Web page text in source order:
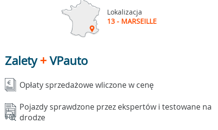
Lokalizacja
13 - MARSEILLE
Zalety+VPauto
Opłaty sprzedażowe wliczone w cenę
Pojazdy sprawdzone przez ekspertów i testowane na
drodze